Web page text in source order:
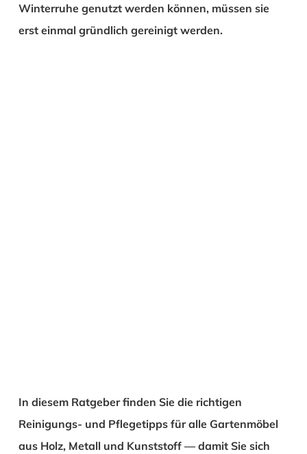
Winterruhe genutzt werden können, müssen sie
erst einmal gründlich gereinigt werden.
In diesem Ratgeber finden Sie die richtigen
Reinigungs- und Pflegetipps für alle Gartenmöbel
aus Holz, Metall und Kunststoff — damit Sie sich